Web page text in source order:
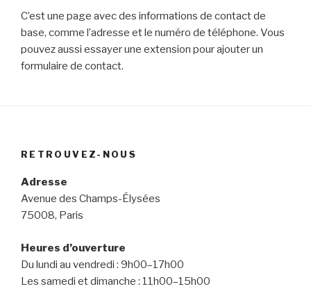
C’est une page avec des informations de contact de
base, comme l’adresse et le numéro de téléphone. Vous
pouvez aussi essayer une extension pour ajouter un
formulaire de contact.
RETROUVEZ-NOUS
Adresse
Avenue des Champs-Élysées
75008, Paris
Heures d’ouverture
Du lundi au vendredi : 9h00–17h00
Les samedi et dimanche : 11h00–15h00